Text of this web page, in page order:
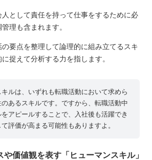
として責任を持って仕事をするために必
理も含まれます。
要点を整理して論理的に組み立てるスキ
捉えて分析する力を指します。
キルは、いずれも転職活動において求めら
あるスキルです。ですから、転職活動中
アピールすることで、入社後も活躍でき
評価が高まる可能性もありますよ。
価値観を表す「ヒューマンスキル」